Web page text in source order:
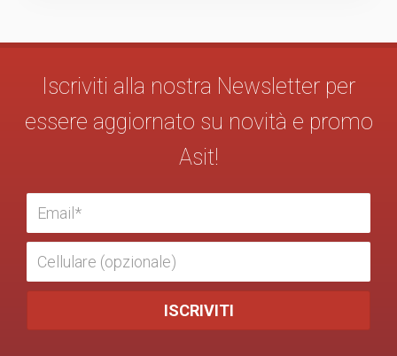
Iscriviti alla nostra Newsletter per
essere aggiornato su novità e promo
Asit!